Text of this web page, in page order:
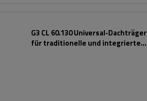
G3 CL 60.130 Universal-Dachträger
für traditionelle und integrierte